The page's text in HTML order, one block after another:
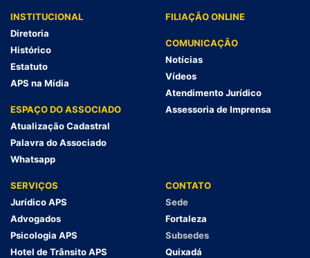
INSTITUCIONAL
Diretoria
Histórico
Estatuto
APS na Mídia
ESPAÇO DO ASSOCIADO
Atualização Cadastral
Palavra do Associado
Whatsapp
FILIAÇÃO ONLINE
COMUNICAÇÃO
Notícias
Vídeos
Atendimento Jurídico
Assessoria de Imprensa
SERVIÇOS
Jurídico APS
Advogados
Psicologia APS
Hotel de Trânsito APS
CONTATO
Sede
Fortaleza
Subsedes
Quixadá